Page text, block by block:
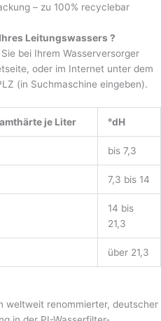
– zu 100% recyclebar
Leitungswassers ?
bei Ihrem Wasserversorger
oder im Internet unter dem
(in Suchmaschine eingeben).
je Liter °dH
bis 7,3
7,3 bis 14
14 bis
21,3
über 21,3
weltweit renommierter, deutscher